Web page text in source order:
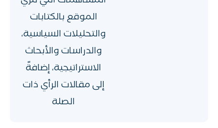
الموقع بالكتابات
والتحليلات السياسية،
والدراسات والأبحاث
الاستراتيجية، إضافةً
إلى مقالات الرأي ذات
الصلة